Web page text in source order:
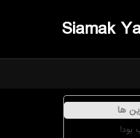
Siamak
ها
بود!